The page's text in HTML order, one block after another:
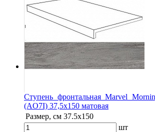
Ступень фронтальная Marvel
(AO7I) 37,5x150 матовая
Размер, см 37.5x150
шт